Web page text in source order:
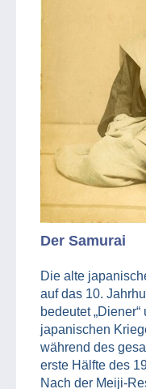
Der Samurai
Die alte
auf das 10.
bedeutet
japanischen
während des
erste Hälfte des
Nach der Meiji-